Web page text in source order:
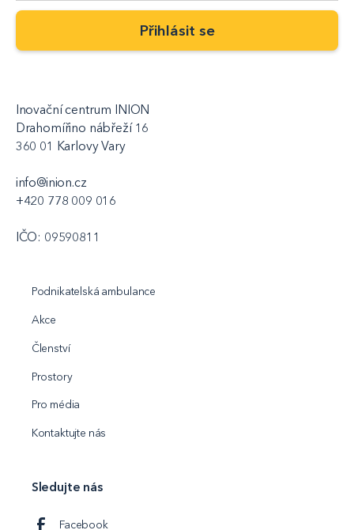
Inovační centrum INION
Drahomířino nábřeží 16
360 01 Karlovy Vary
info@inion.cz
+420 778 009 016
IČO: 09590811
Podnikatelská ambulance
Akce
Členství
Prostory
Pro média
Kontaktujte nás
Sledujte nás
Facebook